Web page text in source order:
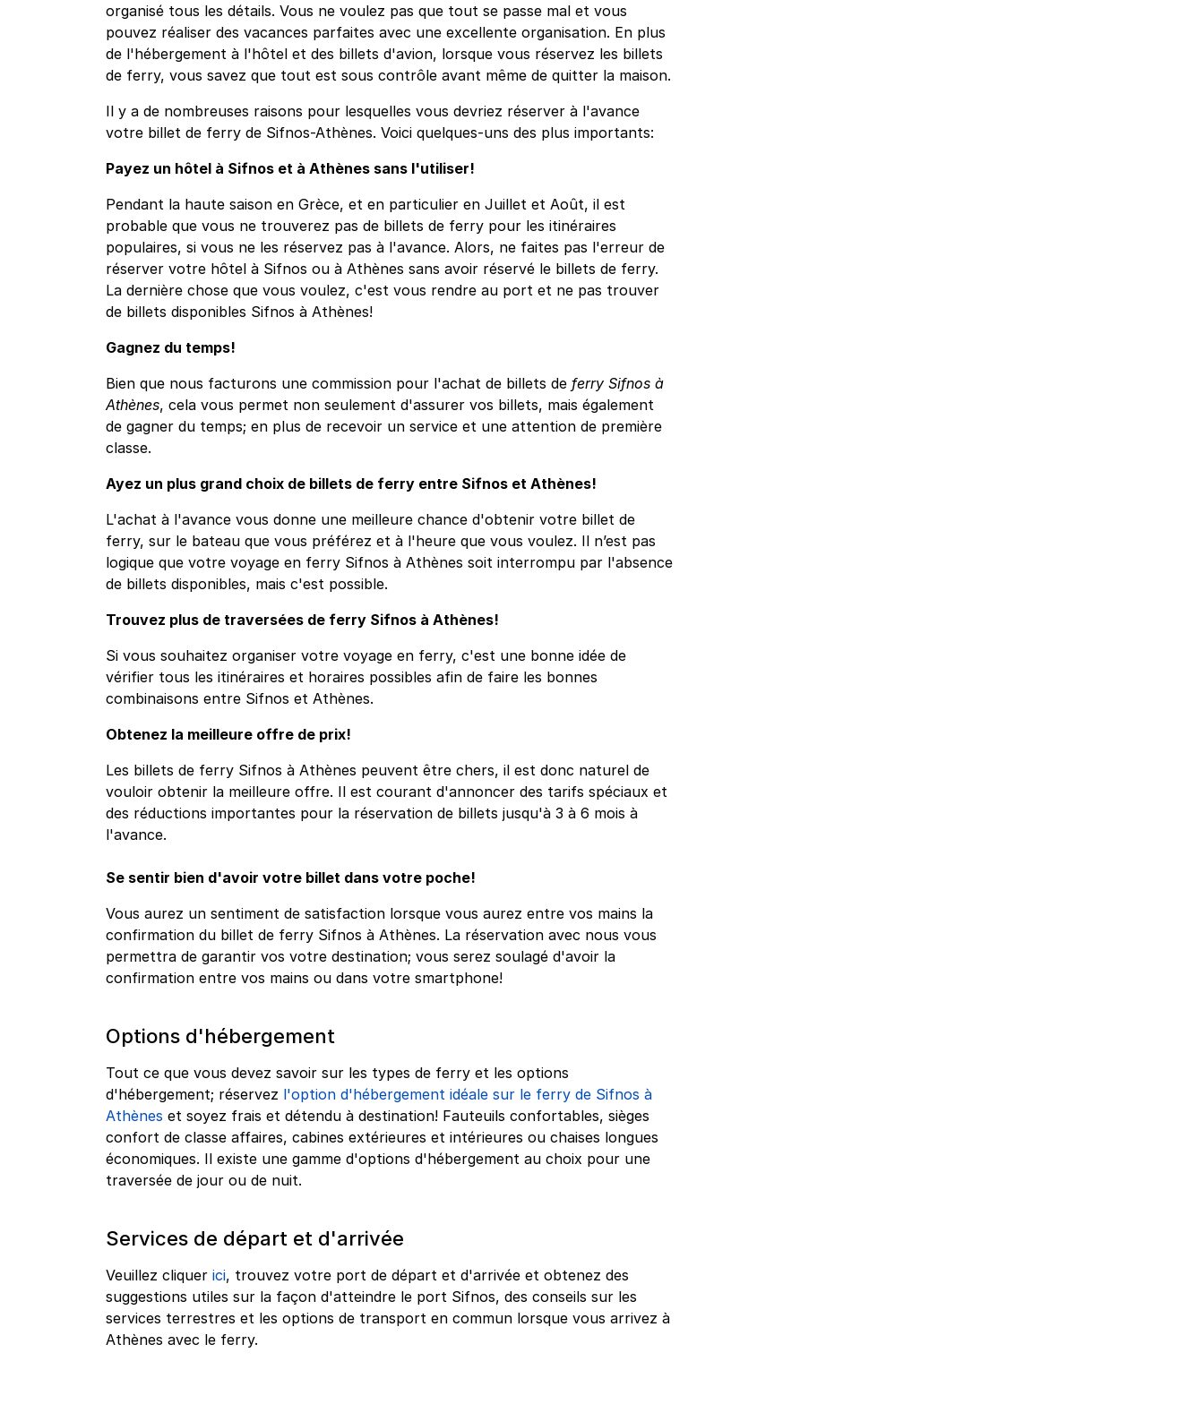
organisé tous les détails. Vous ne voulez pas que tout se passe mal et vous
pouvez réaliser des vacances parfaites avec une excellente organisation. En plus
de l'hébergement à l'hôtel et des billets d'avion, lorsque vous réservez les billets
de ferry, vous savez que tout est sous contrôle avant même de quitter la maison.
Il y a de nombreuses raisons pour lesquelles vous devriez réserver à l'avance
votre billet de ferry de Sifnos-Athènes. Voici quelques-uns des plus importants:
Payez un hôtel à Sifnos et à Athènes sans l'utiliser!
Pendant la haute saison en Grèce, et en particulier en Juillet et Août, il est
probable que vous ne trouverez pas de billets de ferry pour les itinéraires
populaires, si vous ne les réservez pas à l'avance. Alors, ne faites pas l'erreur de
réserver votre hôtel à Sifnos ou à Athènes sans avoir réservé le billets de ferry.
La dernière chose que vous voulez, c'est vous rendre au port et ne pas trouver
de billets disponibles Sifnos à Athènes!
Gagnez du temps!
Bien que nous facturons une commission pour l'achat de billets de ferry Sifnos à
Athènes, cela vous permet non seulement d'assurer vos billets, mais également
de gagner du temps; en plus de recevoir un service et une attention de première
classe.
Ayez un plus grand choix de billets de ferry entre Sifnos et Athènes!
L'achat à l'avance vous donne une meilleure chance d'obtenir votre billet de
ferry, sur le bateau que vous préférez et à l'heure que vous voulez. Il n’est pas
logique que votre voyage en ferry Sifnos à Athènes soit interrompu par l'absence
de billets disponibles, mais c'est possible.
Trouvez plus de traversées de ferry Sifnos à Athènes!
Si vous souhaitez organiser votre voyage en ferry, c'est une bonne idée de
vérifier tous les itinéraires et horaires possibles afin de faire les bonnes
combinaisons entre Sifnos et Athènes.
Obtenez la meilleure offre de prix!
Les billets de ferry Sifnos à Athènes peuvent être chers, il est donc naturel de
vouloir obtenir la meilleure offre. Il est courant d'annoncer des tarifs spéciaux et
des réductions importantes pour la réservation de billets jusqu'à 3 à 6 mois à
l'avance.
Se sentir bien d'avoir votre billet dans votre poche!
Vous aurez un sentiment de satisfaction lorsque vous aurez entre vos mains la
confirmation du billet de ferry Sifnos à Athènes. La réservation avec nous vous
permettra de garantir vos votre destination; vous serez soulagé d'avoir la
confirmation entre vos mains ou dans votre smartphone!
Options d'hébergement
Tout ce que vous devez savoir sur les types de ferry et les options
d'hébergement; réservez l'option d'hébergement idéale sur le ferry de Sifnos à
Athènes et soyez frais et détendu à destination! Fauteuils confortables, sièges
confort de classe affaires, cabines extérieures et intérieures ou chaises longues
économiques. Il existe une gamme d'options d'hébergement au choix pour une
traversée de jour ou de nuit.
Services de départ et d'arrivée
Veuillez cliquer ici, trouvez votre port de départ et d'arrivée et obtenez des
suggestions utiles sur la façon d'atteindre le port Sifnos, des conseils sur les
services terrestres et les options de transport en commun lorsque vous arrivez à
Athènes avec le ferry.